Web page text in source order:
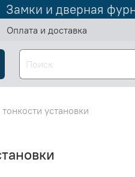
Замки и дверная
Оплата и доставка
установки